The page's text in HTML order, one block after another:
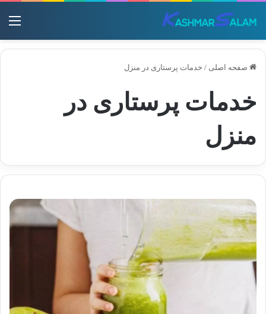
صفحه اصلی / خدمات پرستاری در منزل
خدمات پرستاری در
منزل